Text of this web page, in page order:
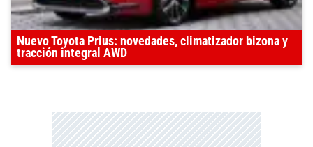
Nuevo Toyota Prius: novedades, climatizador bizona y
tracción integral AWD